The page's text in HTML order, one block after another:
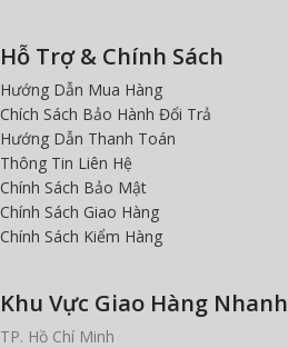
Hỗ Trợ & Chính Sách
Hướng Dẫn Mua Hàng
Chích Sách Bảo Hành Đổi Trả
Hướng Dẫn Thanh Toán
Thông Tin Liên Hệ
Chính Sách Bảo Mật
Chính Sách Giao Hàng
Chính Sách Kiểm Hàng
Khu Vực Giao Hàng Nhanh
TP. Hồ Chí Minh